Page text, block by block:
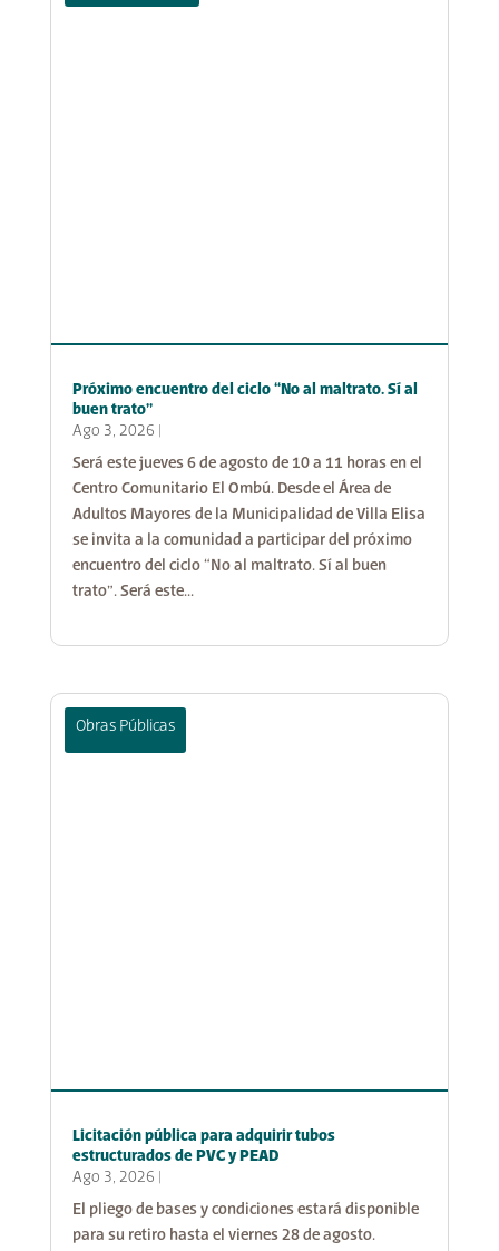
Próximo encuentro del ciclo “No al maltrato. Sí al
buen trato”
Ago 3, 2026
Será este jueves 6 de agosto de 10 a 11 horas en el
Centro Comunitario El Ombú. Desde el Área de
Adultos Mayores de la Municipalidad de Villa Elisa
se invita a la comunidad a participar del próximo
encuentro del ciclo “No al maltrato. Sí al buen
trato”. Será este...
Licitación pública para adquirir tubos
estructurados de PVC y PEAD
Ago 3, 2026
Obras Públicas
El pliego de bases y condiciones estará disponible
para su retiro hasta el viernes 28 de agosto.